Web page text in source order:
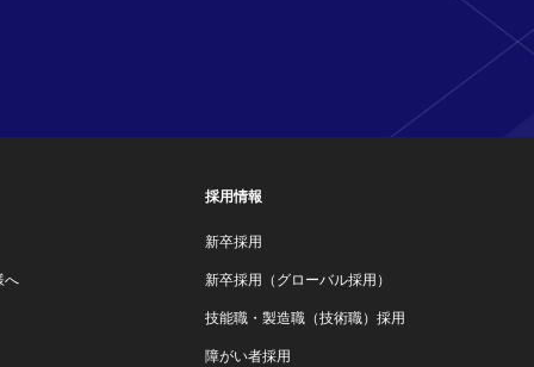
へ
採用情報
新卒採用
新卒採用（グローバル採用）
技能職・製造職（技術職）採用
障がい者採用